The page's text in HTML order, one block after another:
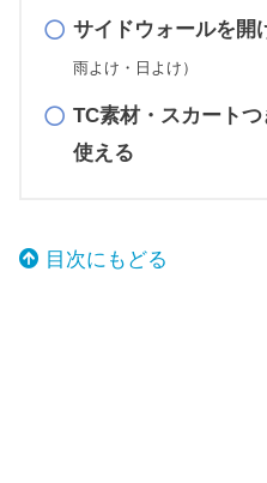
サイドウォールを開
雨よけ・日よけ）
TC素材・スカート
使える
目次にもどる